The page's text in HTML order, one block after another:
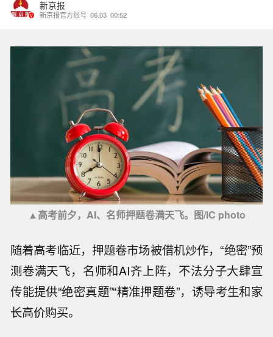
新京报
新京报官方账号 06.03 00:52
▲高考前夕，AI、名师押题卷满天飞。图/IC photo
随着高考临近，押题卷市场被借机炒作，“绝密”预
测卷满天飞，名师和AI齐上阵，不法分子大肆宣
传能提供“绝密真题”“精准押题卷”，诱导考生和家
长高价购买。